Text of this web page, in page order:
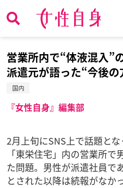
営業所内で“体液混入
派遣元が語った“今後の
国内
『女性自身』編集部
2月上旬にSNS上で話題と
「東栄住宅」内の営業所
た問題。男性が派遣社員で
とされた以降は続報がなか